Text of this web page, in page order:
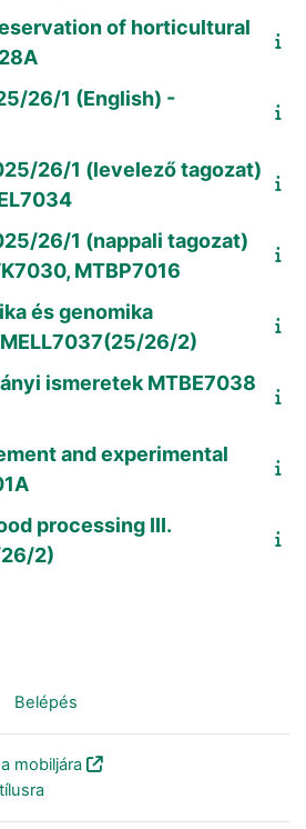
of horticultural
26/1 (English) -
26/1 (levelező tagozat)
26/1 (nappali tagozat)
MTBP7016
és genomika
26/2)
ismeretek MTBE7038
and experimental
processing III.
2)
Belépés
mobiljára